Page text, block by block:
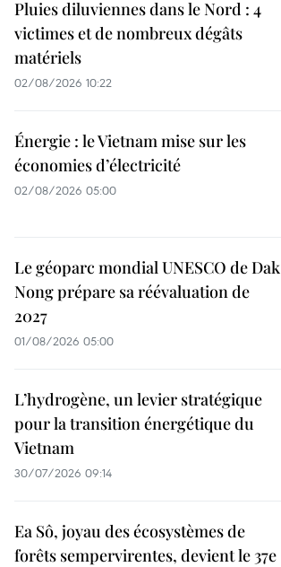
Pluies diluviennes dans le Nord : 4
victimes et de nombreux dégâts
matériels
02/08/2026 10:22
Énergie : le Vietnam mise sur les
économies d’électricité
02/08/2026 05:00
Le géoparc mondial UNESCO de Dak
Nong prépare sa réévaluation de
2027
01/08/2026 05:00
L’hydrogène, un levier stratégique
pour la transition énergétique du
Vietnam
30/07/2026 09:14
Ea Sô, joyau des écosystèmes de
forêts sempervirentes, devient le 37e